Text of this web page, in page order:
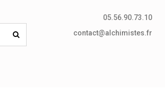
05.56.90.73.10
contact@alchimistes.fr